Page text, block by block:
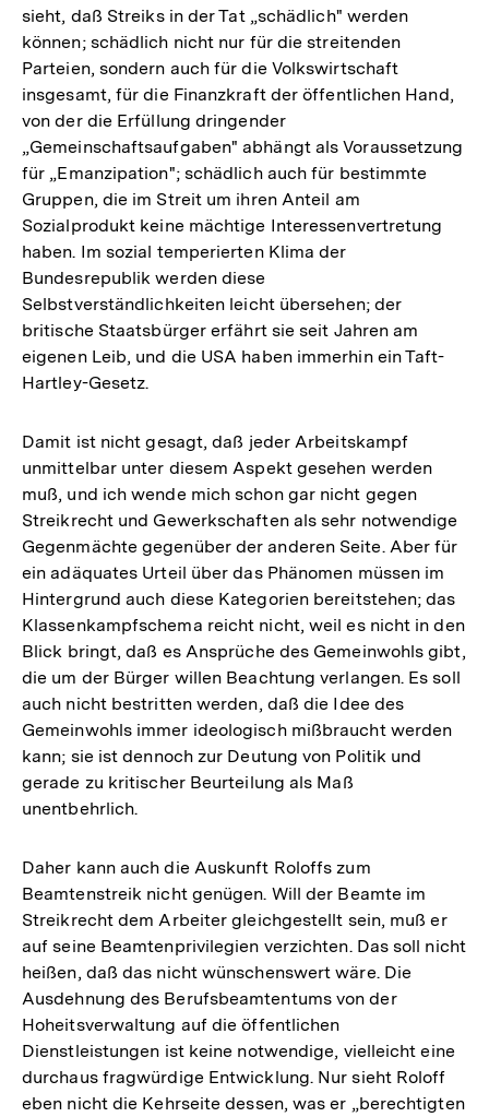
sieht, daß Streiks in der Tat „schädlich" werden
können; schädlich nicht nur für die streitenden
Parteien, sondern auch für die Volkswirtschaft
insgesamt, für die Finanzkraft der öffentlichen Hand,
von der die Erfüllung dringender
„Gemeinschaftsaufgaben" abhängt als Voraussetzung
für „Emanzipation"; schädlich auch für bestimmte
Gruppen, die im Streit um ihren Anteil am
Sozialprodukt keine mächtige Interessenvertretung
haben. Im sozial temperierten Klima der
Bundesrepublik werden diese
Selbstverständlichkeiten leicht übersehen; der
britische Staatsbürger erfährt sie seit Jahren am
eigenen Leib, und die USA haben immerhin ein Taft-
Hartley-Gesetz.
Damit ist nicht gesagt, daß jeder Arbeitskampf
unmittelbar unter diesem Aspekt gesehen werden
muß, und ich wende mich schon gar nicht gegen
Streikrecht und Gewerkschaften als sehr notwendige
Gegenmächte gegenüber der anderen Seite. Aber für
ein adäquates Urteil über das Phänomen müssen im
Hintergrund auch diese Kategorien bereitstehen; das
Klassenkampfschema reicht nicht, weil es nicht in den
Blick bringt, daß es Ansprüche des Gemeinwohls gibt,
die um der Bürger willen Beachtung verlangen. Es soll
auch nicht bestritten werden, daß die Idee des
Gemeinwohls immer ideologisch mißbraucht werden
kann; sie ist dennoch zur Deutung von Politik und
gerade zu kritischer Beurteilung als Maß
unentbehrlich.
Daher kann auch die Auskunft Roloffs zum
Beamtenstreik nicht genügen. Will der Beamte im
Streikrecht dem Arbeiter gleichgestellt sein, muß er
auf seine Beamtenprivilegien verzichten. Das soll nicht
heißen, daß das nicht wünschenswert wäre. Die
Ausdehnung des Berufsbeamtentums von der
Hoheitsverwaltung auf die öffentlichen
Dienstleistungen ist keine notwendige, vielleicht eine
durchaus fragwürdige Entwicklung. Nur sieht Roloff
eben nicht die Kehrseite dessen, was er „berechtigten